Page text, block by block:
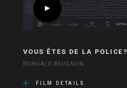
VOUS ÊTES DE LA POLICE?
ROMUALD BEUGNON
FILM DETAILS